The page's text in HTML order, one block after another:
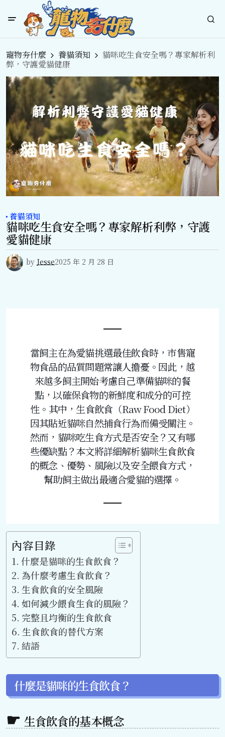
寵物夯什麼 養貓須知
貓咪吃生食安全嗎？專家解析利
弊，守護愛貓健康
養貓須知
貓咪吃生食安全嗎？專家解析利弊，守護
愛貓健康
by Jesse2025 年 2 月 28 日
當飼主在為愛貓挑選最佳飲食時，市售寵
物食品的品質問題常讓人擔憂。因此，越
來越多飼主開始考慮自己準備貓咪的餐
點，以確保食物的新鮮度和成分的可控
性。其中，生食飲食（Raw Food Diet）
因其貼近貓咪自然捕食行為而備受關注。
然而，貓咪吃生食方式是否安全？又有哪
些優缺點？本文將詳細解析貓咪生食飲食
的概念、優勢、風險以及安全餵食方式，
幫助飼主做出最適合愛貓的選擇。
內容目錄
什麼是貓咪的生食飲食？
為什麼考慮生食飲食？
生食飲食的安全風險
如何減少餵食生食的風險？
完整且均衡的生食飲食
生食飲食的替代方案
結語
什麼是貓咪的生食飲食？
生食飲食的基本概念